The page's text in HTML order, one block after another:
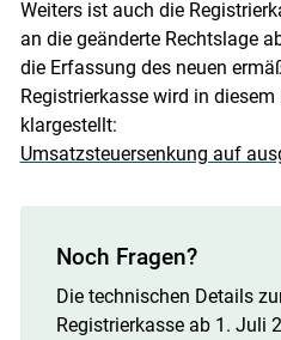
Weiters ist auch die
an die geänderte Rechtslage
die Erfassung des neuen
Registrierkasse wird in
klargestellt:
Umsatzsteuersenkung auf
Noch Fragen?
Die technischen Details
Registrierkasse ab 1. Juli